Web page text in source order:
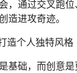
，通过交叉跑
造进攻奇迹。
造个人独特风格
基础，而创意